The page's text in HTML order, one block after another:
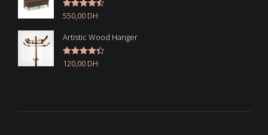
Note4.50
sur 5
550,00DH
Artistic Wood Hanger
Note4.33
sur 5
120,00DH